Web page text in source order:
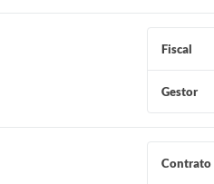
Fiscal
Gestor
Contrato